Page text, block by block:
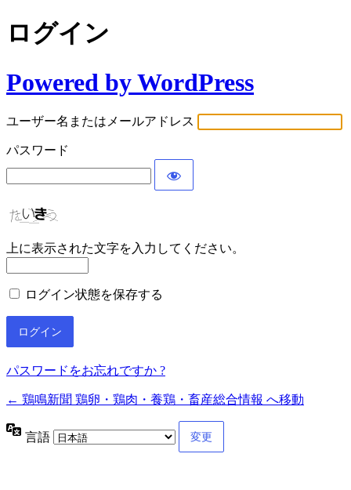
ログイン
Powered by WordPress
ユーザー名またはメールアドレス
パスワード
上に表示された文字を入力してください。
ログイン状態を保存する
パスワードをお忘れですか ?
← 鶏鳴新聞 鶏卵・鶏肉・養鶏・畜産総合情報 へ移動
言語